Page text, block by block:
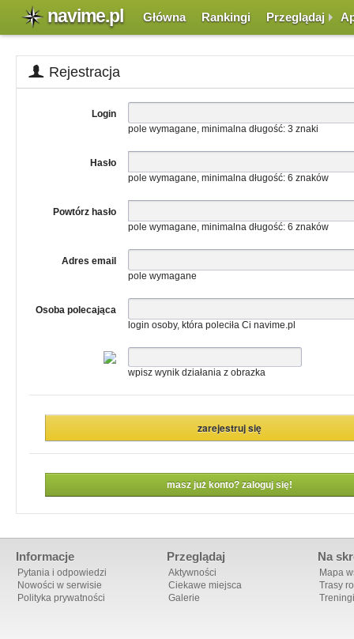
navime.pl Główna Rankingi Przeglądaj
Rejestracja
Login
pole wymagane, minimalna długość: 3 znaki
Hasło
pole wymagane, minimalna długość: 6 znaków
Powtórz hasło
pole wymagane, minimalna długość: 6 znaków
Adres email
pole wymagane
Osoba polecająca
login osoby, która poleciła Ci navime.pl
wpisz wynik działania z obrazka
masz już konto? zaloguj się!
Informacje
Pytania i odpowiedzi
Nowości w serwisie
Polityka prywatności
Przeglądaj
Aktywności
Ciekawe miejsca
Galerie
Na
Mapa
Trasy